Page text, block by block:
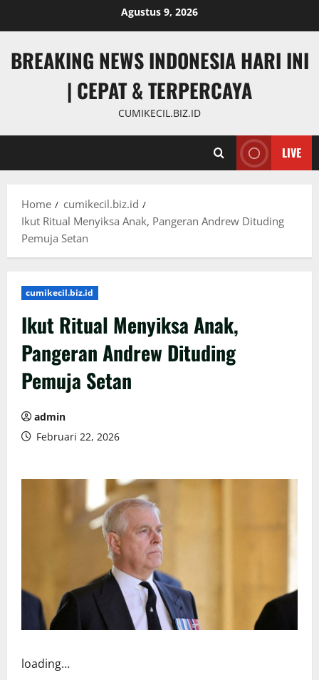
Agustus 9, 2026
BREAKING NEWS INDONESIA HARI INI
| CEPAT & TERPERCAYA
CUMIKECIL.BIZ.ID
LIVE
Home
cumikecil.biz.id
Ikut Ritual Menyiksa Anak, Pangeran Andrew Dituding
Pemuja Setan
cumikecil.biz.id
Ikut Ritual Menyiksa Anak,
Pangeran Andrew Dituding
Pemuja Setan
admin
Februari 22, 2026
loading…